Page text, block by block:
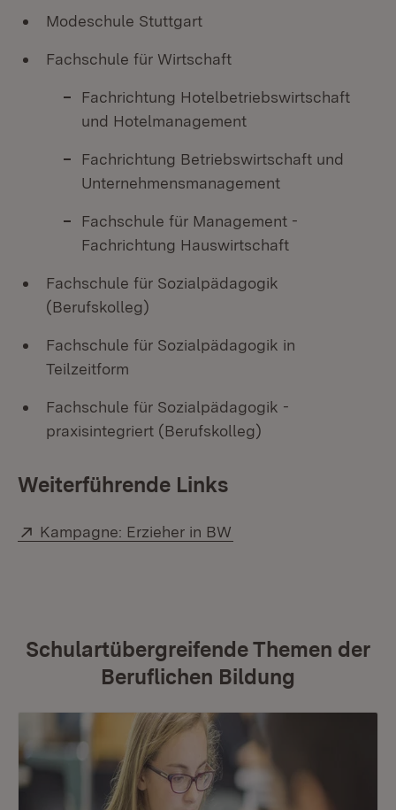
Modeschule Stuttgart
Fachschule für Wirtschaft
Fachrichtung Hotelbetriebswirtschaft
und Hotelmanagement
Fachrichtung Betriebswirtschaft und
Unternehmensmanagement
Fachschule für Management -
Fachrichtung Hauswirtschaft
Fachschule für Sozialpädagogik
(Berufskolleg)
Fachschule für Sozialpädagogik in
Teilzeitform
Fachschule für Sozialpädagogik -
praxisintegriert (Berufskolleg)
Weiterführende Links
Extern:
Kampagne: Erzieher in BW
Schulartübergreifende Themen der
Beruflichen Bildung